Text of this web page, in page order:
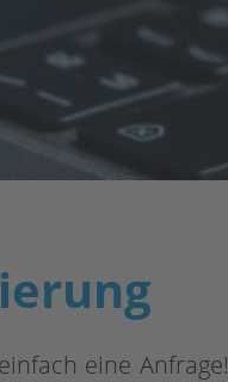
eine Anfrage!